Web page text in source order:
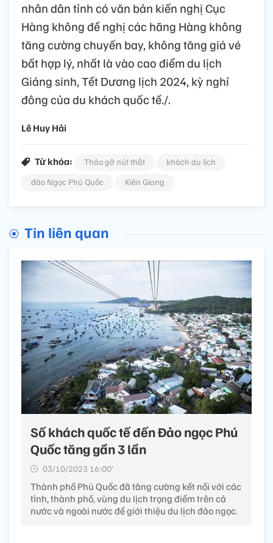
nhân dân tỉnh có văn bản kiến nghị Cục
Hàng không đề nghị các hãng Hàng không
tăng cường chuyến bay, không tăng giá vé
bất hợp lý, nhất là vào cao điểm du lịch
Giáng sinh, Tết Dương lịch 2024, kỳ nghỉ
đông của du khách quốc tế./.
Lê Huy Hải
Từ khóa: Tháo gỡ nút thắt
khách du lịch
đảo Ngọc Phú Quốc
Kiên Giang
Tin liên quan
Số khách quốc tế đến Đảo ngọc Phú
Quốc tăng gần 3 lần
03/10/2023 16:00’
Thành phố Phú Quốc đã tăng cường kết nối với các
tỉnh, thành phố, vùng du lịch trọng điểm trên cả
nước và ngoài nước để giới thiệu du lịch đảo ngọc.